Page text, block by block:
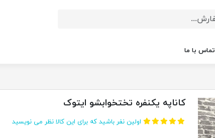
تماس با ما
کاناپه یکنفره تختخوابشو ایتوک
اولین نفر باشید که برای این کالا نظر می نویسید